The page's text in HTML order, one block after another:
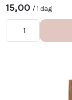
15,00 / 1 dag